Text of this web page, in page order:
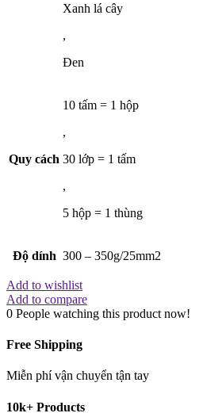
Xanh lá cây
,
Đen
Quy cách
10 tấm = 1 hộp
,
30 lớp = 1 tấm
,
5 hộp = 1 thùng
Độ dính 300 – 350g/25mm2
Add to wishlist
Add to compare
0 People watching this product now!
Free Shipping
Miễn phí vận chuyển tận tay
10k+ Products